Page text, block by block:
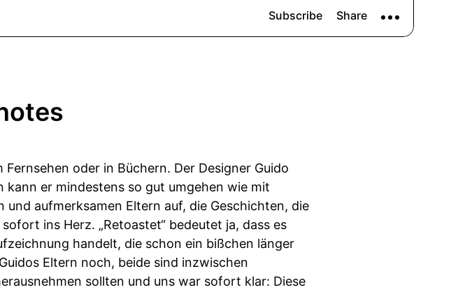
oder in Büchern. Der Designer Guido
er mindestens so gut umgehen wie mit
aufmerksamen Eltern auf, die Geschichten, die
ins Herz. „Retoastet“ bedeutet ja, dass es
handelt, die schon ein bißchen länger
Eltern noch, beide sind inzwischen
sollten und uns war sofort klar: Diese